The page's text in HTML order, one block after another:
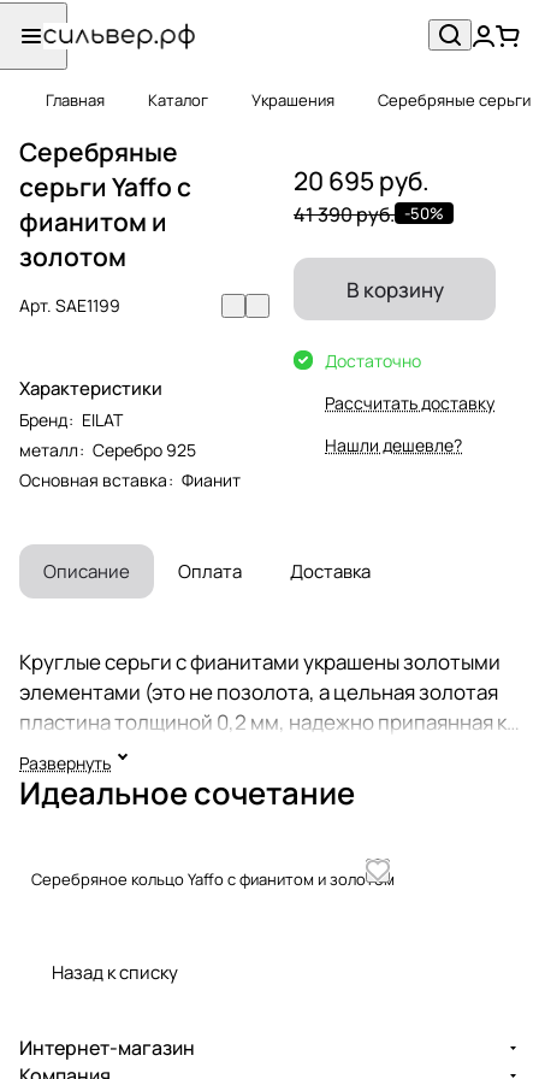
Главная Каталог Украшения Серебряные серьги
Серебряные
серьги Yaffo с
фианитом и
золотом
Арт. SAE1199
Характеристики
Бренд: EILAT
металл: Серебро 925
Основная вставка: Фианит
20 695 руб.
41 390 руб. -50%
В корзину
Достаточно
Рассчитать доставку
Нашли дешевле?
Описание Оплата Доставка
Круглые серьги с фианитами украшены золотыми
элементами (это не позолота, а цельная золотая
пластина толщиной 0,2 мм, надежно припаянная к
украшению). В отличие от позолоты, золото на
этих серьгах никогда не сотрется. Надежный
английский замок. Размер серьги - 3,2 см. Серьги
израильские украшения не родируются, а
надежно защищено от воздействия внешних
факторов. Украшения Эйлат произведены вручную
технологии. В коллекции винтажных украшений Вы
Развернуть
Идеальное сочетание
Серебряное кольцо Yaffo с фианитом и золотом
Назад к списку
Интернет-магазин